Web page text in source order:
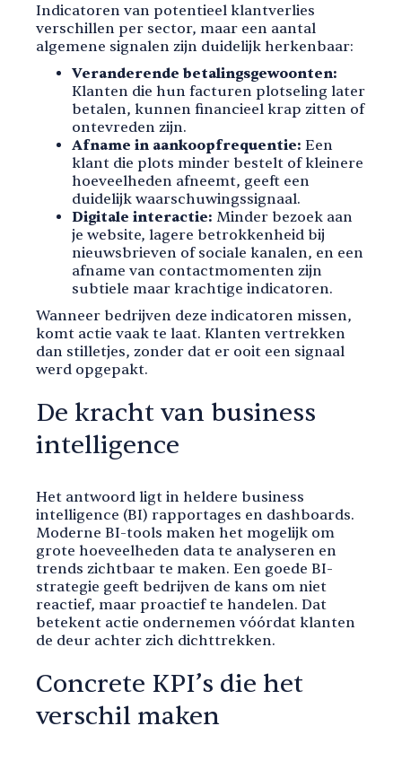
Indicatoren van potentieel klantverlies
verschillen per sector, maar een aantal
algemene signalen zijn duidelijk herkenbaar:
Veranderende betalingsgewoonten:
Klanten die hun facturen plotseling later
betalen, kunnen financieel krap zitten of
ontevreden zijn.
Afname in aankoopfrequentie: Een
klant die plots minder bestelt of kleinere
hoeveelheden afneemt, geeft een
duidelijk waarschuwingssignaal.
Digitale interactie: Minder bezoek aan
je website, lagere betrokkenheid bij
nieuwsbrieven of sociale kanalen, en een
afname van contactmomenten zijn
subtiele maar krachtige indicatoren.
Wanneer bedrijven deze indicatoren missen,
komt actie vaak te laat. Klanten vertrekken
dan stilletjes, zonder dat er ooit een signaal
werd opgepakt.
De kracht van business
intelligence
Het antwoord ligt in heldere business
intelligence (BI) rapportages en dashboards.
Moderne BI-tools maken het mogelijk om
grote hoeveelheden data te analyseren en
trends zichtbaar te maken. Een goede BI-
strategie geeft bedrijven de kans om niet
reactief, maar proactief te handelen. Dat
betekent actie ondernemen vóórdat klanten
de deur achter zich dichttrekken.
Concrete KPI’s die het
verschil maken